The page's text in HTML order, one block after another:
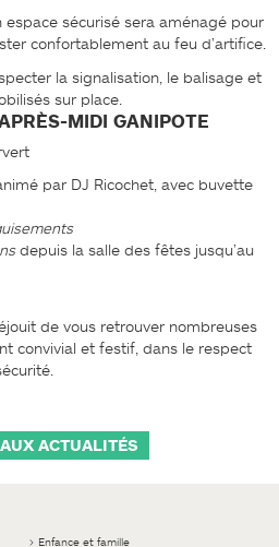
sécurisé sera aménagé pour
confortablement au feu d’artifice.
la signalisation, le balisage et
sur place.
MIDI GANIPOTE
par DJ Ricochet, avec buvette
depuis la salle des fêtes jusqu’au
de vous retrouver nombreuses
convivial et festif, dans le respect
ACTUALITÉS
> Enfance et famille